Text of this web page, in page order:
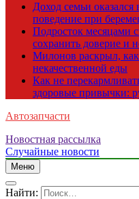
Доход семьи оказался
поведение при
Подросток месяцами
сохранить доверие и
Милонов раскрыл,
некачественной еды
Как не
здоровые привычки:
Автозапчасти
Новостная рассылка
Случайные новости
Меню
Найти: